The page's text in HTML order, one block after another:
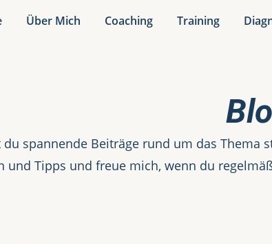
Über Mich Coaching Training
spannende Beiträge rund um das Thema
und Tipps und freue mich, wenn du